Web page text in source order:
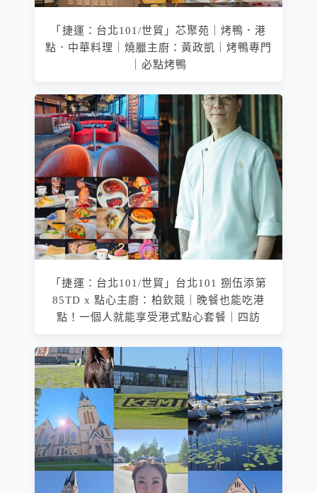
「捷運：台北101/世貿」芯聚苑｜烤鴨．港
點．中華料理｜燒臘主廚：黃政凱｜烤鴨專門
｜必點烤鴨
「捷運：台北101/世貿」台北101 捌伍添第
85TD x 點心主廚：柏欽競｜晚餐也能吃港
點！一個人就能享受港式點心套餐｜四訪